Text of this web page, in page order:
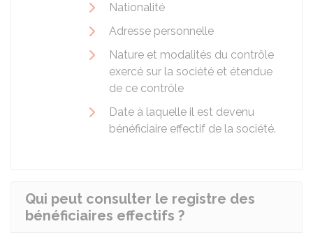
Nationalité
Adresse personnelle
Nature et modalités du contrôle
exercé sur la société et étendue
de ce contrôle
Date à laquelle il est devenu
bénéficiaire effectif de la société.
Qui peut consulter le registre des
bénéficiaires effectifs ?